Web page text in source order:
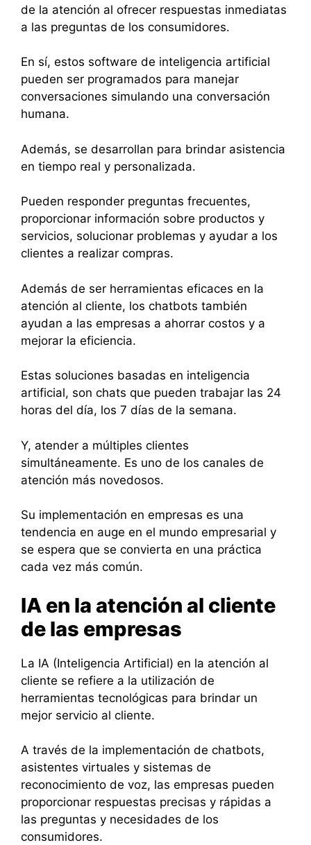
de la atención al ofrecer respuestas inmediatas
a las preguntas de los consumidores.
En sí, estos software de inteligencia artificial
pueden ser programados para manejar
conversaciones simulando una conversación
humana.
Además, se desarrollan para brindar asistencia
en tiempo real y personalizada.
Pueden responder preguntas frecuentes,
proporcionar información sobre productos y
servicios, solucionar problemas y ayudar a los
clientes a realizar compras.
Además de ser herramientas eficaces en la
atención al cliente, los chatbots también
ayudan a las empresas a ahorrar costos y a
mejorar la eficiencia.
Estas soluciones basadas en inteligencia
artificial, son chats que pueden trabajar las 24
horas del día, los 7 días de la semana.
Y, atender a múltiples clientes
simultáneamente. Es uno de los canales de
atención más novedosos.
Su implementación en empresas es una
tendencia en auge en el mundo empresarial y
se espera que se convierta en una práctica
cada vez más común.
IA en la atención al cliente
de las empresas
La IA (Inteligencia Artificial) en la atención al
cliente se refiere a la utilización de
herramientas tecnológicas para brindar un
mejor servicio al cliente.
A través de la implementación de chatbots,
asistentes virtuales y sistemas de
reconocimiento de voz, las empresas pueden
proporcionar respuestas precisas y rápidas a
las preguntas y necesidades de los
consumidores.